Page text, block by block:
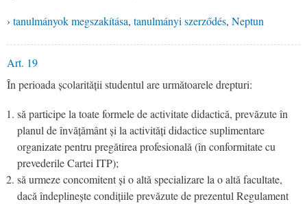
› tanulmányok megszakítása, tanulmányi szerződés, Neptun
Art. 19
În perioada școlarității studentul are următoarele drepturi:
să participe la toate formele de activitate didactică, prevăzute în
planul de învățământ și la activități didactice suplimentare
organizate pentru pregătirea profesională (în conformitate cu
prevederile Cartei ITP);
să urmeze concomitent și o altă specializare la o altă facultate,
dacă îndeplinește condițiile prevăzute de prezentul Regulament